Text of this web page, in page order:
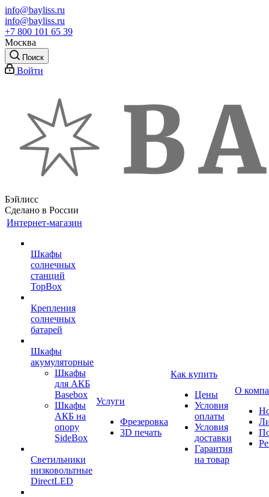
info@bayliss.ru
info@bayliss.ru
+7 800 101 65 39
Москва
Поиск
Войти
Бэйлисс
Сделано в России
Интернет-магазин
Шкафы
солнечных
станций
TopBox
Крепления
солнечных
батарей
Шкафы
акумуляторные
Шкафы
для АКБ
Basebox
Шкафы
АКБ на
опору
SideBox
Светильники
низковольтные
DirectLED
Услуги
Фрезеровка
3D печать
Как купить
Цены
Условия
оплаты
Условия
доставки
Гарантия
на товар
О